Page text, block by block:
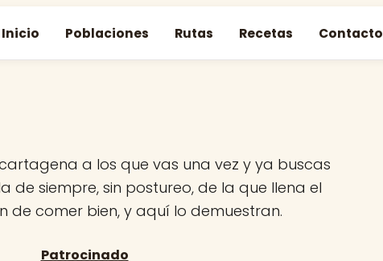
Inicio Poblaciones Rutas Recetas Contacto
a los que vas una vez y ya buscas
de siempre, sin postureo, de la que llena el
de comer bien, y aquí lo demuestran.